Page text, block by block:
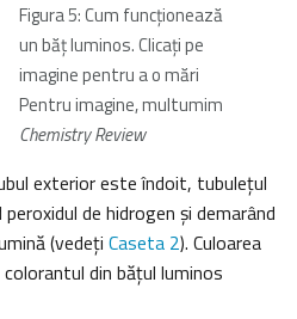
Figura 5: Cum funcţionează
un băţ luminos.Clicați pe
imagine pentru a o mări
Pentru imagine, multumim
Chemistry Review
exterior este îndoit, tubuleţul
de hidrogen şi demarând
(vedeţi Caseta 2). Culoarea
din băţul luminos